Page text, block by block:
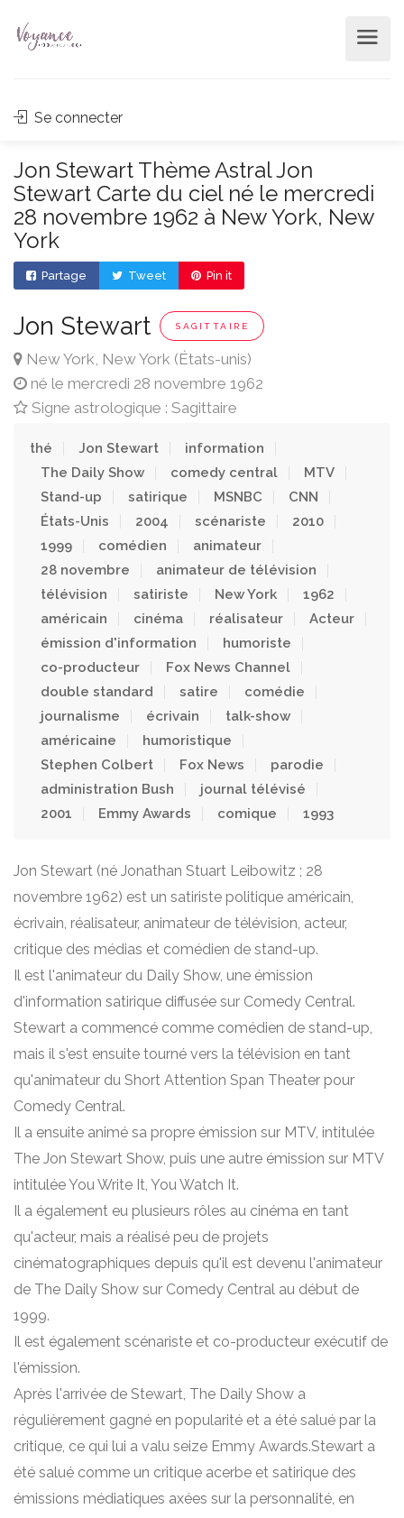
Se connecter
Jon Stewart Thème Astral Jon
Stewart Carte du ciel né le mercredi
28 novembre 1962 à New York, New
York
Partage Tweet Pin it
Jon Stewart SAGITTAIRE
New York, New York (États-unis)
né le mercredi 28 novembre 1962
Signe astrologique : Sagittaire
thé Jon Stewart
information
The Daily Show
comedy central
MTV
Stand-up
satirique MSNBC
CNN
États-Unis
2004 scénariste
2010
1999
comédien
animateur
28 novembre
animateur de télévision
télévision
satiriste New York
1962
américain
cinéma réalisateur
Acteur
émission d'information
humoriste
co-producteur
Fox News Channel
double standard
satire
comédie
journalisme
écrivain
talk-show
américaine
humoristique
Stephen Colbert
Fox News
parodie
administration Bush
journal télévisé
2001
Emmy Awards comique 1993
Jon Stewart (né Jonathan Stuart Leibowitz ; 28
novembre 1962) est un satiriste politique américain,
écrivain, réalisateur, animateur de télévision, acteur,
critique des médias et comédien de stand-up.
Il est l'animateur du Daily Show, une émission
d'information satirique diffusée sur Comedy Central.
Stewart a commencé comme comédien de stand-up,
mais il s'est ensuite tourné vers la télévision en tant
qu'animateur du Short Attention Span Theater pour
Comedy Central.
Il a ensuite animé sa propre émission sur MTV, intitulée
The Jon Stewart Show, puis une autre émission sur MTV
intitulée You Write It, You Watch It.
Il a également eu plusieurs rôles au cinéma en tant
qu'acteur, mais a réalisé peu de projets
cinématographiques depuis qu'il est devenu l'animateur
de The Daily Show sur Comedy Central au début de
1999.
Il est également scénariste et co-producteur exécutif de
l'émission.
Après l'arrivée de Stewart, The Daily Show a
régulièrement gagné en popularité et a été salué par la
critique, ce qui lui a valu seize Emmy Awards.Stewart a
été salué comme un critique acerbe et satirique des
émissions médiatiques axées sur la personnalité, en